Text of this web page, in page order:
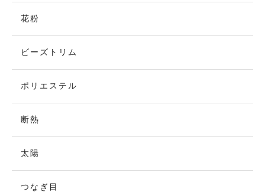
花粉
ビーズトリム
ポリエステル
断熱
太陽
つなぎ目